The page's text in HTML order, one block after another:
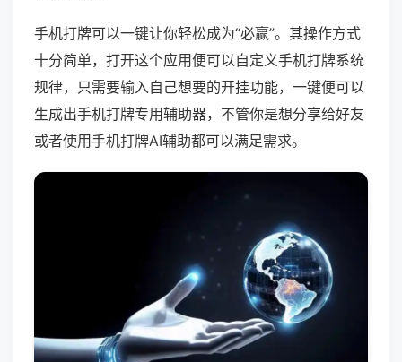
手机打牌可以一键让你轻松成为“必赢”。其操作方式
十分简单，打开这个应用便可以自定义手机打牌系统
规律，只需要输入自己想要的开挂功能，一键便可以
生成出手机打牌专用辅助器，不管你是想分享给好友
或者使用手机打牌AI辅助都可以满足需求。